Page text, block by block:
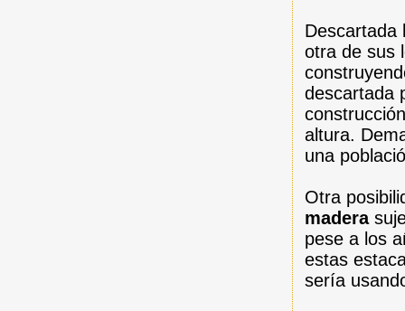
Descartada
otra de sus
descartada
altura.
una
Otra
madera
pese a los
estas
sería